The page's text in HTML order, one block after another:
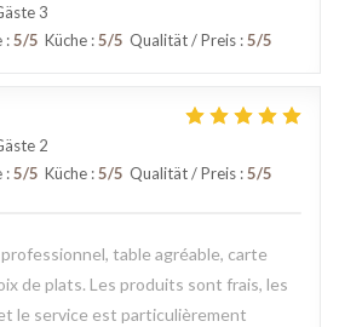
3
:5/5 Küche :5/5 Qualität / Preis :5/5
2
:5/5 Küche :5/5 Qualität / Preis :5/5
table agréable, carte
de plats. Les produits sont frais, les
le service est particulièrement